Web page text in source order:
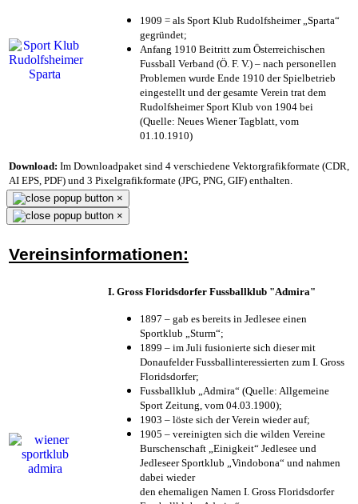
1909 = als Sport Klub Rudolfsheimer „Sparta“
gegründet;
Anfang 1910 Beitritt zum Österreichischen
Fussball Verband (Ö. F. V.) – nach personellen
Problemen wurde Ende 1910 der Spielbetrieb
eingestellt und der gesamte Verein trat dem
Rudolfsheimer Sport Klub von 1904 bei
(Quelle: Neues Wiener Tagblatt, vom
01.10.1910)
Download: Im Downloadpaket sind 4 verschiedene Vektorgrafikformate (CDR,
AI EPS, PDF) und 3 Pixelgrafikformate (JPG, PNG, GIF) enthalten.
×
×
Vereinsinformationen:
I. Gross Floridsdorfer Fussballklub "Admira"
1897 – gab es bereits in Jedlesee einen
Sportklub „Sturm“;
1899 – im Juli fusionierte sich dieser mit
Donaufelder Fussballinteressierten zum I. Gross
Floridsdorfer;
Fussballklub „Admira“ (Quelle: Allgemeine
Sport Zeitung, vom 04.03.1900);
1903 – löste sich der Verein wieder auf;
1905 – vereinigten sich die wilden Vereine
Burschenschaft „Einigkeit“ Jedlesee und
Jedleseer Sportklub „Vindobona“ und nahmen
dabei wieder
den ehemaligen Namen I. Gross Floridsdorfer